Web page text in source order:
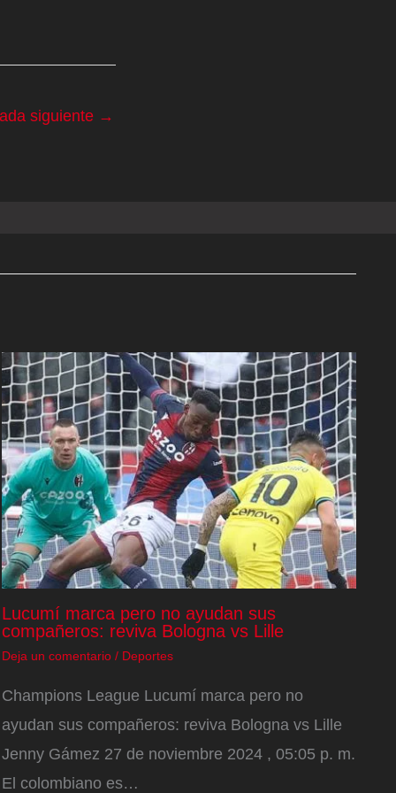
siguiente →
Lucumí marca pero no ayudan sus
compañeros: reviva Bologna vs Lille
Deja un comentario / Deportes
Champions League Lucumí marca pero no
ayudan sus compañeros: reviva Bologna vs Lille
Jenny Gámez 27 de noviembre 2024 , 05:05 p. m.
El colombiano es…